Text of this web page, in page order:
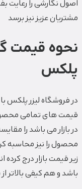
اصول نگارشی را رعایت
مشتریان عزیز نیز برسد
نحوه قیمت
پلکس
در فروشگاه لیزر
قیمت های تمامی
در بازار می باشد را
محصول را نیز محاسبه
زیر قیمت بازار درج
باشد و هم کیفی بالاتر